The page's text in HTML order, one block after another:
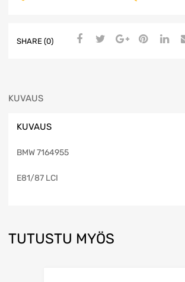
SHARE (0)
KUVAUS
KUVAUS
BMW 7164955
E81/87 LCI
TUTUSTU MYÖS